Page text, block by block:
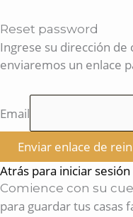
Reset password
Ingrese su dirección
enviaremos un enlace
Email
Enviar enlace de
Atrás para iniciar sesión
Comience con su
para guardar tus casas